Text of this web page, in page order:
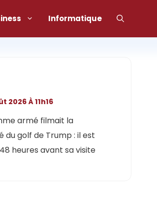
Informatique
armé filmait la
du golf de Trump : il est
heures avant sa visite
2026 À 11h16